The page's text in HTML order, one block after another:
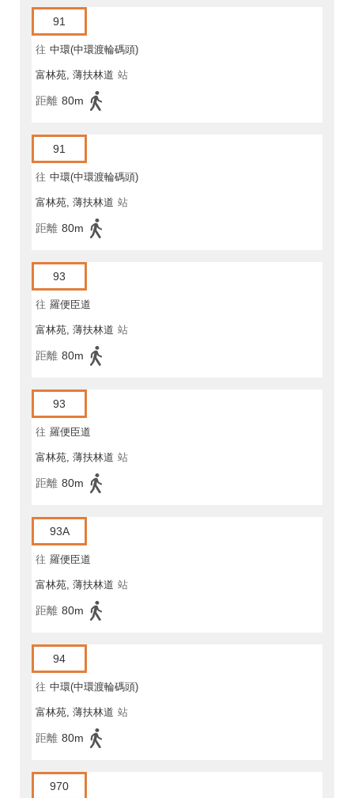
91
往 中環(中環渡輪碼頭)
富林苑, 薄扶林道 站
距離 80m
91
往 中環(中環渡輪碼頭)
富林苑, 薄扶林道 站
距離 80m
93
往 羅便臣道
富林苑, 薄扶林道 站
距離 80m
93
往 羅便臣道
富林苑, 薄扶林道 站
距離 80m
93A
往 羅便臣道
富林苑, 薄扶林道 站
距離 80m
94
往 中環(中環渡輪碼頭)
富林苑, 薄扶林道 站
距離 80m
970